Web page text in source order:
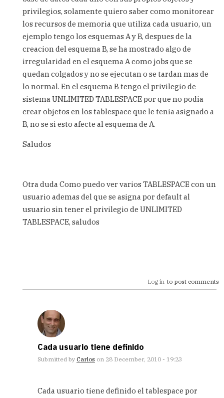
duda
by
(not
verified)
privilegios, solamente quiero saber como monitorear
los recursos de memoria que utiliza cada usuario, un
ejemplo tengo los esquemas A y B, despues de la
creacion del esquema B, se ha mostrado algo de
irregularidad en el esquema A como jobs que se
quedan colgados y no se ejecutan o se tardan mas de
lo normal. En el esquema B tengo el privilegio de
sistema UNLIMITED TABLESPACE por que no podia
crear objetos en los tablespace que le tenia asignado a
B, no se si esto afecte al esquema de A.
Saludos
Otra duda Como puedo ver varios TABLESPACE con un
usuario ademas del que se asigna por default al
usuario sin tener el privilegio de UNLIMITED
TABLESPACE, saludos
Log in to post comments
Cada usuario tiene definido
Submitted by Carlos on 28 December, 2010 - 19:23
reply
Cada usuario tiene definido el tablespace por